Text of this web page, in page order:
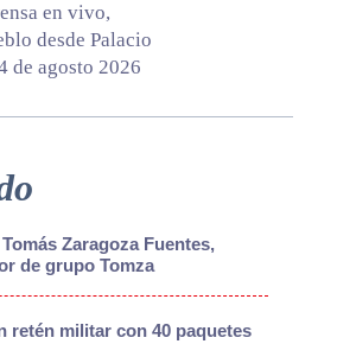
en vivo,
desde Palacio
de agosto 2026
Zaragoza Fuentes,
de grupo Tomza
retén militar con 40 paquetes